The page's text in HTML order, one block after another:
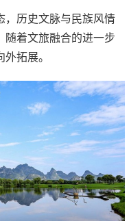
历史文脉与民族风情
随着文旅融合的进一步
拓展。